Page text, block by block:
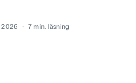
2026 7 min. läsning